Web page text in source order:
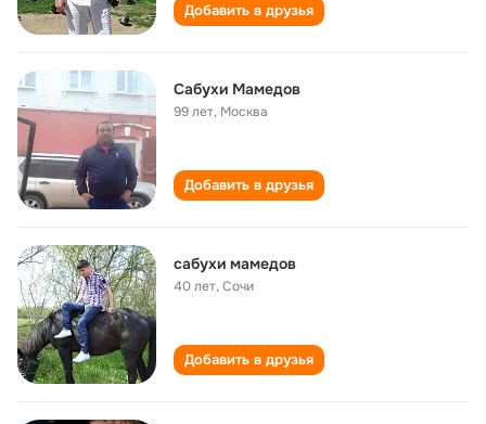
Добавить в друзья
Сабухи Мамедов
99 лет, Москва
Добавить в друзья
сабухи мамедов
40 лет,Сочи
Добавить в друзья